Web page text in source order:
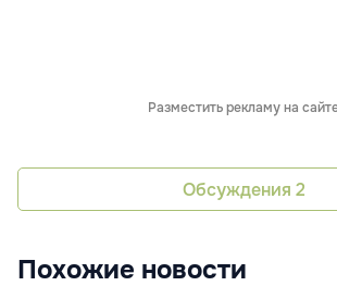
Разместить рекламу на
Обсуждения 2
Похожие новости